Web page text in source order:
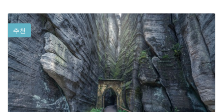
추천